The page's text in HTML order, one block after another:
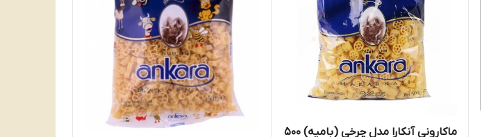
ماکارونی آنکارا مدل چرخی (بامیه) 500